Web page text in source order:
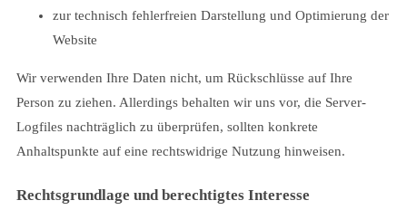
zur technisch fehlerfreien Darstellung und Optimierung der
Website
Wir verwenden Ihre Daten nicht, um Rückschlüsse auf Ihre
Person zu ziehen. Allerdings behalten wir uns vor, die Server-
Logfiles nachträglich zu überprüfen, sollten konkrete
Anhaltspunkte auf eine rechtswidrige Nutzung hinweisen.
Rechtsgrundlage und berechtigtes Interesse